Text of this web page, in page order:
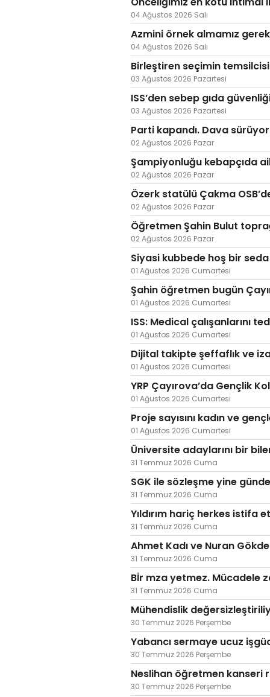
04 Ağustos 2026 Salı
Azmini örnek almamız gerek
04 Ağustos 2026 Salı
Birleştiren seçimin
03 Ağustos 2026 Pazartesi
ISS’den sebep gıda
03 Ağustos 2026 Pazartesi
Parti kapandı. Dava sürüyor
02 Ağustos 2026 Pazar
Şampiyonluğu kebapçıda
02 Ağustos 2026 Pazar
Özerk statülü Çakma
02 Ağustos 2026 Pazar
Öğretmen Şahin Bulut
02 Ağustos 2026 Pazar
Siyasi kubbede hoş bir
01 Ağustos 2026 Cumartesi
Şahin öğretmen bugün
01 Ağustos 2026 Cumartesi
ISS: Medical çalışanlarını
01 Ağustos 2026 Cumartesi
Dijital takipte şeffaflık ve
01 Ağustos 2026 Cumartesi
YRP Çayırova’da Gençlik
01 Ağustos 2026 Cumartesi
Proje sayısını kadın ve
01 Ağustos 2026 Cumartesi
Üniversite adaylarını bir
31 Temmuz 2026 Cuma
SGK ile sözleşme yine
31 Temmuz 2026 Cuma
Yıldırım hariç herkes istifa
31 Temmuz 2026 Cuma
Ahmet Kadı ve Nuran
31 Temmuz 2026 Cuma
Bİr mza yetmez. Mücadele
31 Temmuz 2026 Cuma
Mühendislik
30 Temmuz 2026 Perşembe
Yabancı sermaye ucuz
30 Temmuz 2026 Perşembe
Neslihan öğretmen kanseri
30 Temmuz 2026 Perşembe